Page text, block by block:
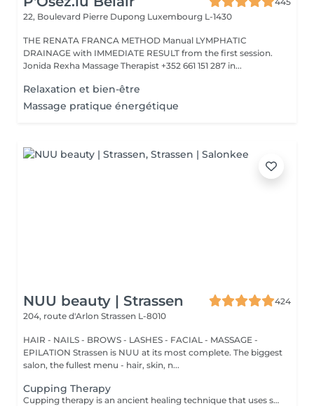
22, Boulevard Pierre Dupong Luxembourg L-1430
THE RENATA FRANCA METHOD Manual LYMPHATIC
DRAINAGE with IMMEDIATE RESULT from the first session.
Jonida Rexha Massage Therapist +352 661 151 287 in...
Relaxation et bien-être
Massage pratique énergétique
NUU beauty | Strassen
424
204, route d'Arlon Strassen L-8010
HAIR - NAILS - BROWS - LASHES - FACIAL - MASSAGE -
EPILATION Strassen is NUU at its most complete. The biggest
salon, the fullest menu - hair, skin, n...
Cupping Therapy
Cupping therapy is an ancient healing technique that uses special cups to create gentle suction on the skin. This suction promotes blood flow, relieves muscle tension, reduces inflammation, and supports deep relaxation. The treatment can help release toxins, improve circulation, and ease chronic pain or stiffness. *Please note that cupping therapy could just be added to a massage service with includes back massage.